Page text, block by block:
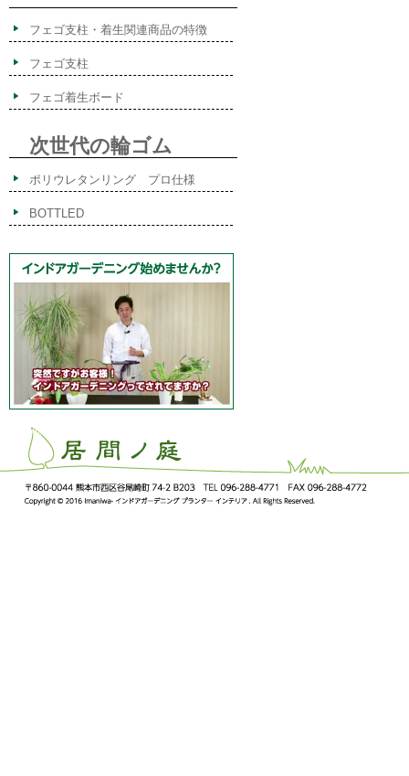
フェゴ支柱・着生関連商品の特徴
フェゴ支柱
フェゴ着生ボード
次世代の輪ゴム
ポリウレタンリング プロ仕様
BOTTLED
ImaNiwa